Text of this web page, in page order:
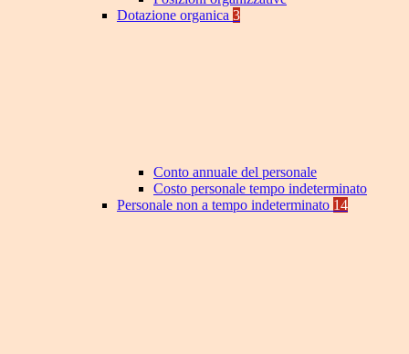
Dotazione organica 3
Conto annuale del personale
Costo personale tempo indeterminato
Personale non a tempo indeterminato 14